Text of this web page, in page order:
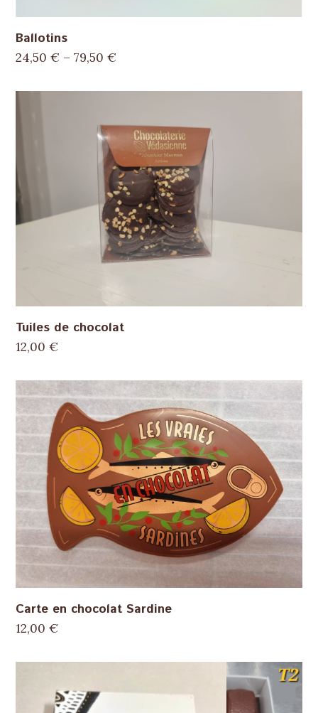
Ballotins
24,50€ –79,50€
Tuiles de chocolat
12,00€
Carte en chocolat Sardine
12,00€